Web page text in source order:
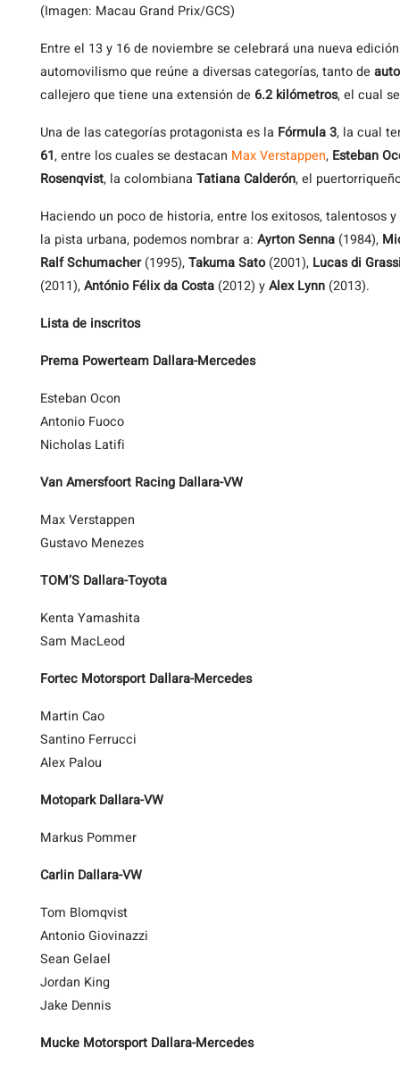
(Imagen: Macau Grand Prix/GCS)
Entre el 13 y 16 de noviembre se celebrará una nueva
automovilismo que reúne a diversas categorías, tanto de
callejero que tiene una extensión de 6.2 kilómetros, el cual
Una de las categorías protagonista es la Fórmula 3, la cual
61, entre los cuales se destacan Max Verstappen, Esteban
Rosenqvist, la colombiana Tatiana Calderón, el
Haciendo un poco de historia, entre los exitosos, talentosos
la pista urbana, podemos nombrar a: Ayrton Senna (1984),
Ralf Schumacher(1995),Takuma Sato(2001), Lucas di
(2011),António Félix da Costa (2012) yAlex Lynn (2013).
Lista de inscritos
Prema Powerteam Dallara-Mercedes
Esteban Ocon
Antonio Fuoco
Nicholas Latifi
Van Amersfoort Racing Dallara-VW
Max Verstappen
Gustavo Menezes
TOM’S Dallara-Toyota
Kenta Yamashita
Sam MacLeod
Fortec Motorsport Dallara-Mercedes
Martin Cao
Santino Ferrucci
Alex Palou
Motopark Dallara-VW
Markus Pommer
Carlin Dallara-VW
Tom Blomqvist
Antonio Giovinazzi
Sean Gelael
Jordan King
Jake Dennis
Mucke Motorsport Dallara-Mercedes